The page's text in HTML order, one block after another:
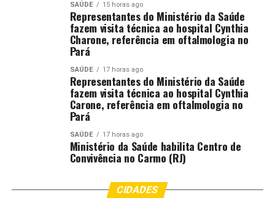
Antes da auditoria oficial, o produtor pode solicitar
apoio técnico daEmater-MG, que auxilia na adequação
da propriedade às exigências do programa. A
regulamentação detalhada, incluindo critérios
atualizados e formulários, será disponibilizada no site do
IMA a partir de 2026.
Com a nova certificação, Minas Gerais busca posicionar-
sustentabilidade no agro, apostando em sistemas
produtivos capazes de conciliar alto desempenho,
SAÚDE 15 horas ago
Representantes do Ministério da Saúde
fazem visita técnica ao hospital Cynthia
Charone, referência em oftalmologia no
Pará
SAÚDE 17 horas ago
Representantes do Ministério da Saúde
fazem visita técnica ao hospital Cynthia
Carone, referência em oftalmologia no
Pará
SAÚDE 17 horas ago
Ministério da Saúde habilita Centro de
Convivência no Carmo (RJ)
CIDADES